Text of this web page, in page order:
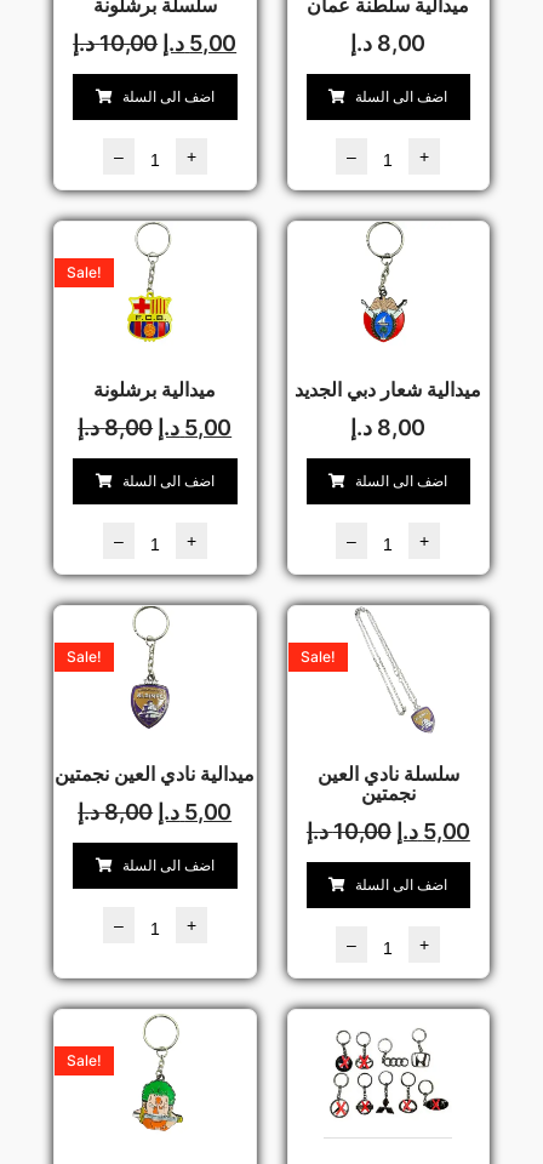
سلسلة برشلونة
10,00د.إ 5,00 د.إ
اضف الى السلة
– +
ميدالية سلطنة عمان
8,00 د.إ
اضف الى السلة
– +
ميدالية برشلونة
Sale!
8,00د.إ 5,00 د.إ
اضف الى السلة
– +
ميدالية شعار دبي الجديد
8,00 د.إ
اضف الى السلة
– +
ميدالية نادي العين نجمتين
Sale!
8,00د.إ 5,00 د.إ
اضف الى السلة
– +
سلسلة نادي العين
نجمتين
Sale!
10,00د.إ 5,00 د.إ
اضف الى السلة
– +
Sale!